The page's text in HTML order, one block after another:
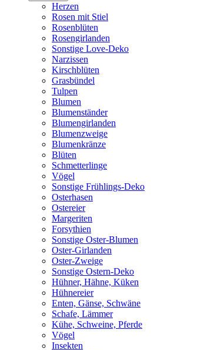
Herzen
Rosen mit Stiel
Rosenblüten
Rosengirlanden
Sonstige Love-Deko
Narzissen
Kirschblüten
Grasbündel
Tulpen
Blumen
Blumenständer
Blumengirlanden
Blumenzweige
Blumenkränze
Blüten
Schmetterlinge
Vögel
Sonstige Frühlings-Deko
Osterhasen
Ostereier
Margeriten
Forsythien
Sonstige Oster-Blumen
Oster-Girlanden
Oster-Zweige
Sonstige Ostern-Deko
Hühner, Hähne, Küken
Hühnereier
Enten, Gänse, Schwäne
Schafe, Lämmer
Kühe, Schweine, Pferde
Vögel
Insekten